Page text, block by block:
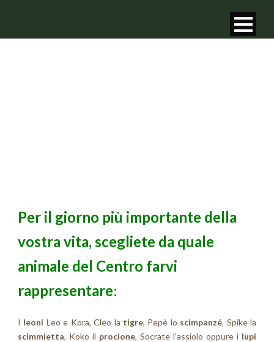
Per il giorno più importante della
vostra vita, scegliete da quale
animale del Centro farvi
rappresentare:
I leoni Leo e Kora, Cleo la tigre, Pepè lo scimpanzé, Spike la
scimmietta, Koko il procione, Socrate l’assiolo oppure i lupi